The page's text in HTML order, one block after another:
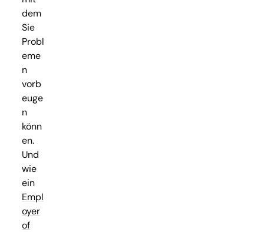
dem
Sie
Probl
eme
n
vorb
euge
n
könn
en.
Und
wie
ein
Empl
oyer
of